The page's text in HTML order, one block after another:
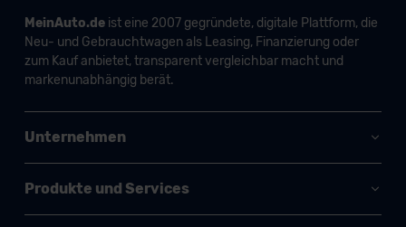
MeinAuto.deist eine 2007 gegründete, digitale Plattform, die
Neu- und Gebrauchtwagen als Leasing, Finanzierung oder
zum Kauf anbietet, transparent vergleichbar macht und
markenunabhängig berät.
Unternehmen
Produkte und Services